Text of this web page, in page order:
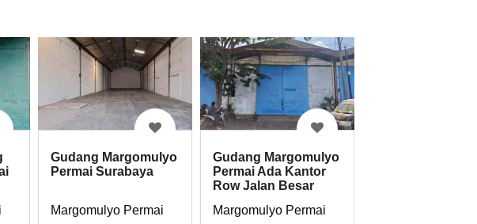
Gudang Margomulyo
Permai Surabaya
Margomulyo Permai
Gudang Margomulyo
Permai Ada Kantor
Row Jalan Besar
Margomulyo Permai